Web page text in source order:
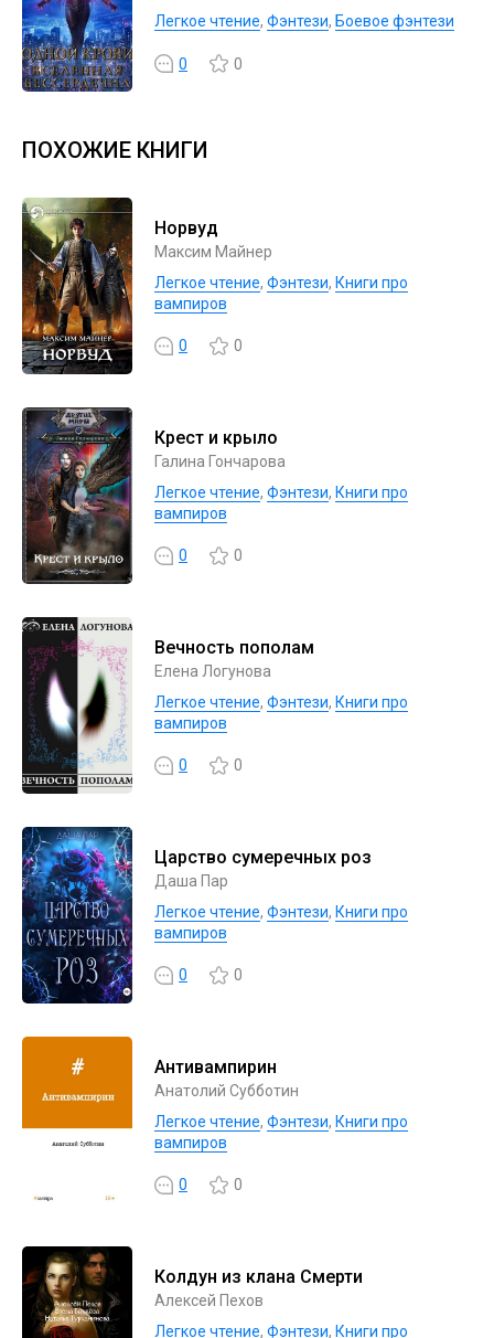
Легкое чтение, Фэнтези, Боевое фэнтези
0 0
ПОХОЖИЕ КНИГИ
Норвуд
Максим Майнер
Легкое чтение, Фэнтези, Книги про
вампиров
0 0
Крест и крыло
Галина Гончарова
Легкое чтение, Фэнтези, Книги про
вампиров
0 0
Вечность пополам
Елена Логунова
Легкое чтение, Фэнтези, Книги про
вампиров
0 0
Царство сумеречных роз
Даша Пар
Легкое чтение, Фэнтези, Книги про
вампиров
0 0
Антивампирин
Анатолий Субботин
Легкое чтение, Фэнтези, Книги про
вампиров
0 0
Колдун из клана Смерти
Алексей Пехов
Легкое чтение, Фэнтези, Книги про